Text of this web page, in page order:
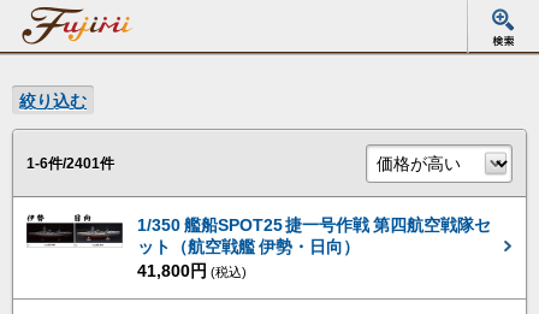
絞り込む
1-6件/2401件
1/350 艦船SPOT25 捷一号作戦 第四航空戦隊セ
ット（航空戦艦 伊勢・日向）
41,800円 (税込)